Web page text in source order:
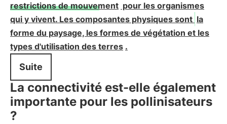
restrictions de mouvement pour les organismes
qui y vivent. Les composantes physiques sont la
forme du paysage, les formes de végétation et les
types d'utilisation des terres .
Suite
La connectivité est-elle également
importante pour les pollinisateurs
?